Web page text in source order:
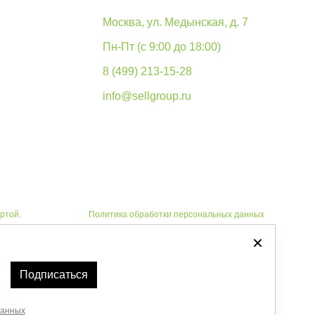
Москва, ул. Медынская, д. 7
Пн-Пт (с 9:00 до 18:00)
8 (499) 213-15-28
info@sellgroup.ru
Политика обработки персональных данных
Автоматизировано -
Подписаться